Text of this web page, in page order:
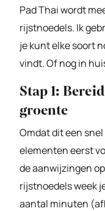
Pad Thai wordt
rijstnoedels. Ik
je kunt elke soort
vindt. Of nog in
Stap 1:
groente
Omdat dit een
elementen eerst
de aanwijzingen
rijstnoedels week
aantal minuten